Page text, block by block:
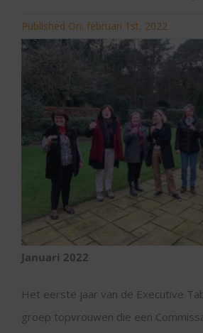
Published On: februari 1st, 2022
Januari 2022
Het eerste jaar van de Executive
groep topvrouwen die een